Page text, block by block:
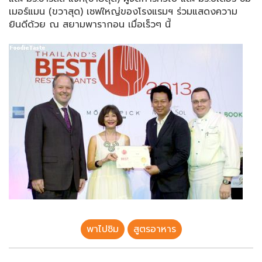
เมอร์แมน (ขวาสุด) เชฟใหญ่ของโรงแรมฯ ร่วมแสดงความ
ยินดีด้วย ณ สยามพารากอน เมื่อเร็วๆ นี้
พาไปชิม สูตรอาหาร